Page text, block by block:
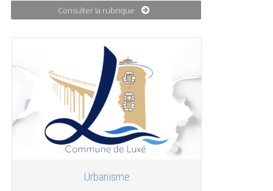
Consulter la rubrique
Urbanisme